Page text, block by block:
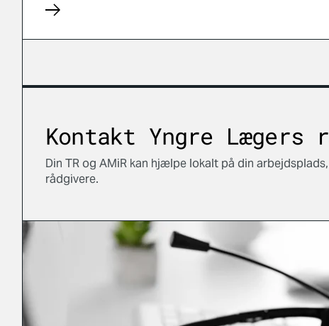
Kontakt Yngre Lægers
Din TR og AMiR kan hjælpe lokalt på din
rådgivere.